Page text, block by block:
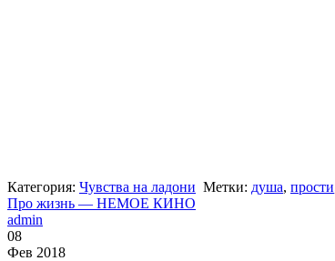
Категория: Чувства на ладони Метки: душа, прости
Про жизнь — НЕМОЕ КИНО
admin
08
Фев 2018